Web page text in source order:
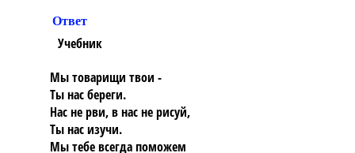
Ответ
Учебник
Мы товарищи твои -
Ты нас береги.
Нас не рви, в нас не рисуй,
Ты нас изучи.
Мы тебе всегда поможем